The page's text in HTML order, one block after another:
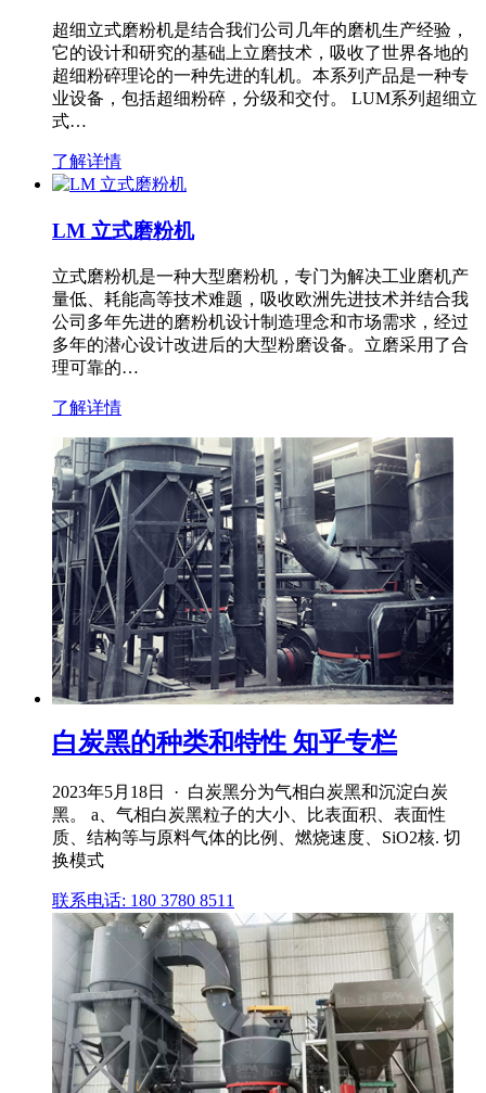
超细立式磨粉机是结合我们公司几年的磨机生产经验，
它的设计和研究的基础上立磨技术，吸收了世界各地的
超细粉碎理论的一种先进的轧机。本系列产品是一种专
业设备，包括超细粉碎，分级和交付。 LUM系列超细立
式…
了解详情
LM 立式磨粉机
立式磨粉机是一种大型磨粉机，专门为解决工业磨机产
量低、耗能高等技术难题，吸收欧洲先进技术并结合我
公司多年先进的磨粉机设计制造理念和市场需求，经过
多年的潜心设计改进后的大型粉磨设备。立磨采用了合
理可靠的…
了解详情
白炭黑的种类和特性 知乎专栏
2023年5月18日 · 白炭黑分为气相白炭黑和沉淀白炭
黑。 a、气相白炭黑粒子的大小、比表面积、表面性
质、结构等与原料气体的比例、燃烧速度、SiO2核. 切
换模式
联系电话: 180 3780 8511